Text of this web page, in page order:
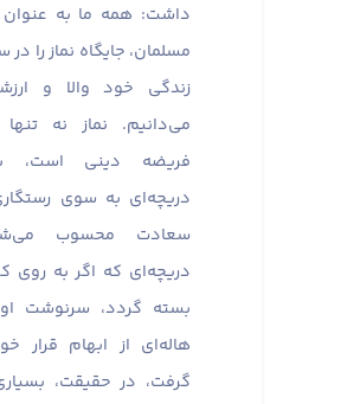
داشت: همه ما به
مسلمان، جایگاه نماز را
زندگی خود والا و
می‌دانیم. نماز نه
فریضه دینی است،
دریچه‌ای به سوی
سعادت محسوب
دریچه‌ای که اگر به روی
بسته گردد، سرنوشت
هاله‌ای از ابهام قرار
گرفت، در حقیقت،